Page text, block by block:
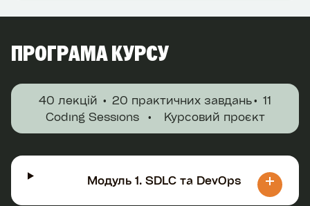
ПРОГРАМА КУРСУ
40 лекцій 20 практичних завдань
11
Coding Sessions⠀• ⠀Курсовий проєкт
Модуль 1. SDLC та DevOps